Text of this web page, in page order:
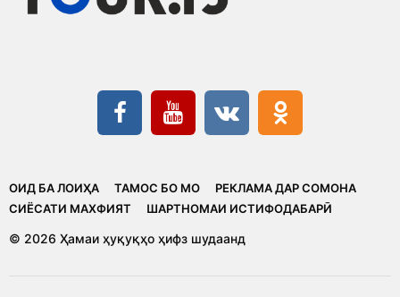
ОИД БА ЛОИҲА ТАМОС БО МО
РЕКЛАМА ДАР СОМОНА
CИЁСАТИ МАХФИЯТ
ШАРТНОМАИ ИСТИФОДАБАРӢ
© 2026 Ҳамаи ҳуқуқҳо ҳифз шудаанд